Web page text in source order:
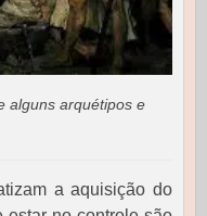
alguns arquétipos e
a aquisição do